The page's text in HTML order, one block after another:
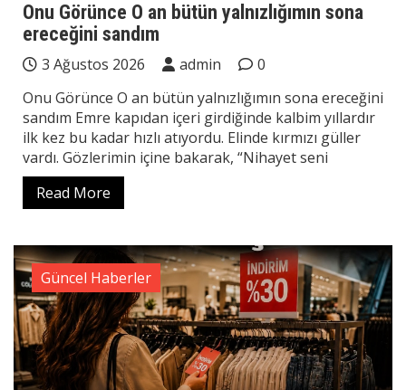
Onu Görünce O an bütün yalnızlığımın sona
ereceğini sandım
3 Ağustos 2026 admin
0
Onu Görünce O an bütün yalnızlığımın sona ereceğini
sandım Emre kapıdan içeri girdiğinde kalbim yıllardır
ilk kez bu kadar hızlı atıyordu. Elinde kırmızı güller
vardı. Gözlerimin içine bakarak, “Nihayet seni
Read More
Güncel Haberler